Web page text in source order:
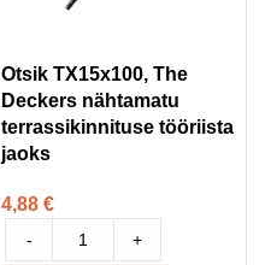
Otsik TX15x100, The
Deckers nähtamatu
terrassikinnituse tööriista
jaoks
4,88 €
- +